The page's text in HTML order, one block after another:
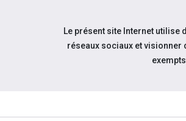
Aller au contenu
Le présent site Internet
réseaux sociaux et visionner